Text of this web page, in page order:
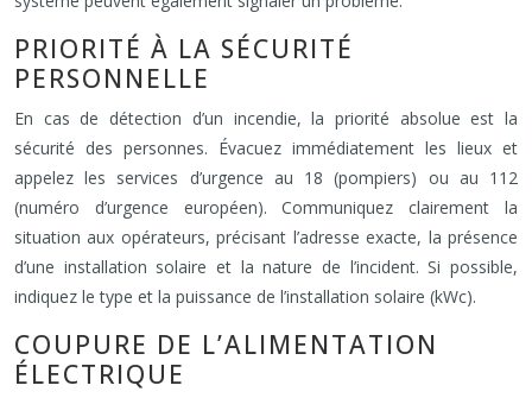
PRIORITÉ À LA SÉCURITÉ
PERSONNELLE
En cas de détection d’un incendie, la priorité absolue est la
sécurité des personnes. Évacuez immédiatement les lieux et
appelez les services d’urgence au 18 (pompiers) ou au 112
(numéro d’urgence européen). Communiquez clairement la
situation aux opérateurs, précisant l’adresse exacte, la présence
d’une installation solaire et la nature de l’incident. Si possible,
indiquez le type et la puissance de l’installation solaire (kWc).
COUPURE DE L’ALIMENTATION
ÉLECTRIQUE